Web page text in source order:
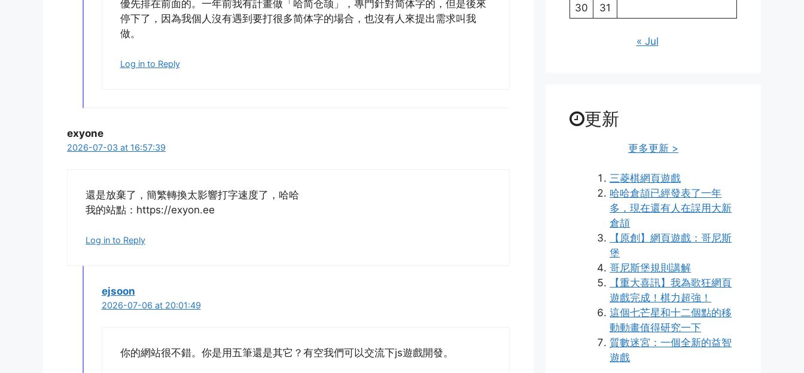
優先排在前面的。一年前我有計畫做「哈简仓颉」，專門針對简体字的，但是後來
停下了，因為我個人沒有遇到要打很多简体字的場合，也沒有人來提出需求叫我
做。
Log in to Reply
exyone
2026-07-03 at 16:57:39
還是放棄了，簡繁轉換太影響打字速度了，哈哈
我的站點：https://exyon.ee
Log in to Reply
ejsoon
2026-07-06 at 20:01:49
你的網站很不錯。你是用五筆還是其它？有空我們可以交流下js遊戲開發。
30
31
« Jul
更新
更多更新 >
三菱棋網頁遊戲
哈哈倉頡已經發表了一年
多，現在還有人在誤用大新
倉頡
【原創】網頁遊戲：哥尼斯
堡
哥尼斯堡規則講解
【重大喜訊】我為歌狂網頁
遊戲完成！棋力超強！
這個七芒星和十二個點的移
動動畫值得研究一下
質數迷宮：一個全新的益智
遊戲